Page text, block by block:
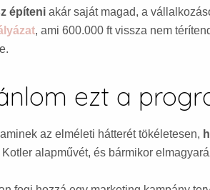
építeni akár saját magad, a
, ami 600.000 ft vissza nem
ezt a
az elméleti hátterét tökéletesen,
alapművét, és bármikor